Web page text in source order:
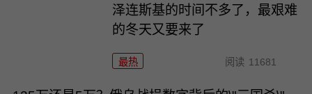
泽连斯基的时间不多了，最艰难
的冬天又要来了
最热 阅读 11681